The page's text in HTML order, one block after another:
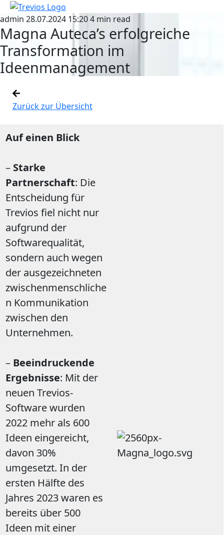
admin 28.07.2024 15:204 min read
Magna Auteca’s erfolgreiche
Transformation im
Ideenmanagement
Zurück zur Übersicht
Auf einen Blick
– Starke
Partnerschaft: Die
Entscheidung für
Trevios fiel nicht nur
aufgrund der
Softwarequalität,
sondern auch wegen
der ausgezeichneten
zwischenmenschliche
n Kommunikation
zwischen den
Unternehmen.
– Beeindruckende
Ergebnisse: Mit der
neuen Trevios-
Software wurden
2022 mehr als 600
Ideen eingereicht,
davon 30%
umgesetzt. In der
ersten Hälfte des
Jahres 2023 waren es
bereits über 500
Ideen mit einer